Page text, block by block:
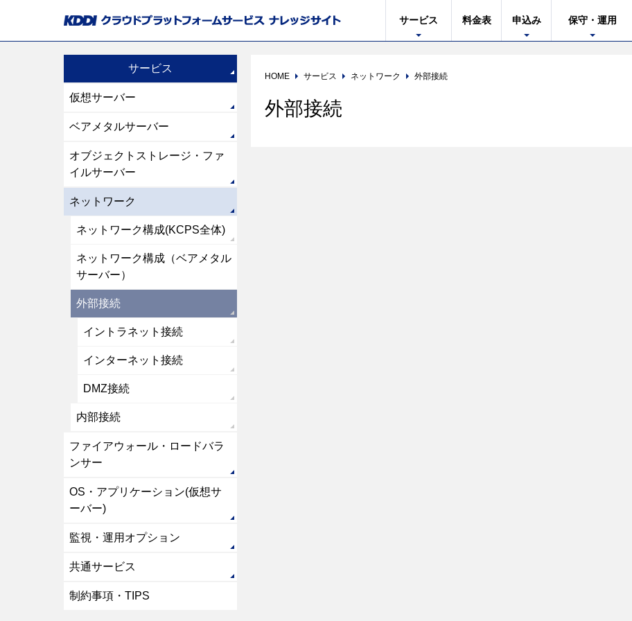
サービス 料金表 申込み 保守・運用
HOME サービス ネットワーク 外部接続
外部接続
サービス
仮想サーバー
ベアメタルサーバー
オブジェクトストレージ・ファ
イルサーバー
ネットワーク
ネットワーク構成(KCPS全体)
ネットワーク構成（ベアメタル
サーバー）
外部接続
イントラネット接続
インターネット接続
DMZ接続
内部接続
ファイアウォール・ロードバラ
ンサー
OS・アプリケーション(仮想サ
ーバー)
監視・運用オプション
共通サービス
制約事項・TIPS